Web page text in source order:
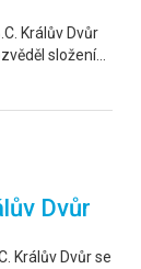
Králův Dvůr
složení…
Dvůr
Králův Dvůr se